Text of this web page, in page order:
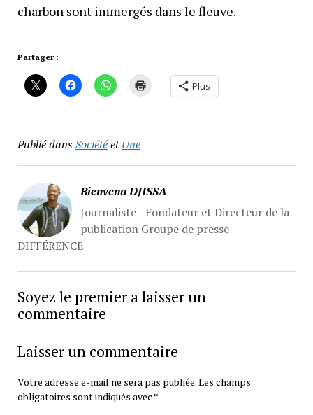
charbon sont immergés dans le fleuve.
Partager :
Plus
Publié dansSociétéetUne
Bienvenu DJISSA
Journaliste - Fondateur et Directeur de la
publication Groupe de presse
DIFFÉRENCE
Soyez le premier a laisser un
commentaire
Laisser un commentaire
Votre adresse e-mail ne sera pas publiée.Les champs
obligatoires sont indiqués avec *